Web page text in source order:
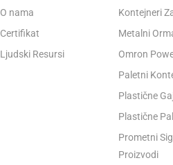
O nama
Certifikat
Ljudski Resursi
Kontejneri
Metalni
Omron
Paletni
Plastične
Plastične
Prometni
Proizvodi